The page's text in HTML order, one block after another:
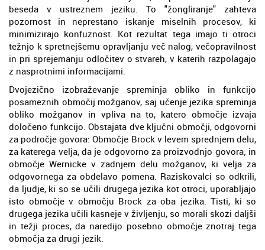
beseda v ustreznem jeziku. To "žongliranje" zahteva
pozornost in neprestano iskanje miselnih procesov, ki
minimizirajo konfuznost. Kot rezultat tega imajo ti otroci
težnjo k spretnejšemu opravljanju več nalog, večopravilnost
in pri sprejemanju odločitev o stvareh, v katerih razpolagajo
z nasprotnimi informacijami.
Dvojezično izobraževanje spreminja obliko in funkcijo
posameznih območij možganov, saj učenje jezika spreminja
obliko možganov in vpliva na to, katero območje izvaja
določeno funkcijo. Obstajata dve ključni območji, odgovorni
za področje govora: Območje Brock v levem sprednjem delu,
za katerega velja, da je odgovorno za proizvodnjo govora; in
območje Wernicke v zadnjem delu možganov, ki velja za
odgovornega za obdelavo pomena. Raziskovalci so odkrili,
da ljudje, ki so se učili drugega jezika kot otroci, uporabljajo
isto območje v območju Brock za oba jezika. Tisti, ki so
drugega jezika učili kasneje v življenju, so morali skozi daljši
in težji proces, da naredijo posebno območje znotraj tega
območja za drugi jezik.